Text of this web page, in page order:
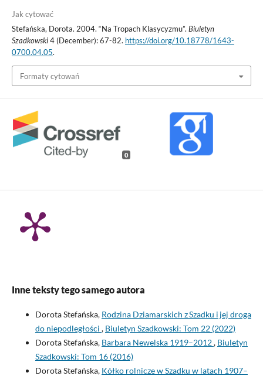
Jak cytować
Stefańska, Dorota. 2004. “Na Tropach Klasycyzmu”. Biuletyn
Szadkowski4 (December): 67-82. https://doi.org/10.18778/1643-
0700.04.05.
Formaty cytowań
0
Inne teksty tego samego autora
Dorota Stefańska, Rodzina Dziamarskich z Szadku i jej droga
do niepodległości , Biuletyn Szadkowski: Tom 22 (2022)
Dorota Stefańska, Barbara Newelska 1919–2012, Biuletyn
Szadkowski: Tom 16 (2016)
Dorota Stefańska, Kółko rolnicze w Szadku w latach 1907–